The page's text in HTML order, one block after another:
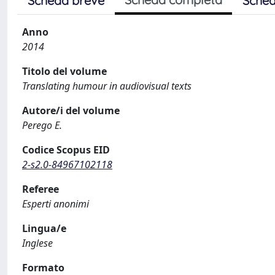
Anno
2014
Titolo del volume
Translating humour in audiovisual texts
Autore/i del volume
Perego E.
Codice Scopus EID
2-s2.0-84967102118
Referee
Esperti anonimi
Lingua/e
Inglese
Formato